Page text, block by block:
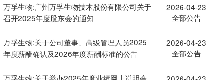
万孚生物:广州万孚生物技术股份有限公司关于
召开2025年度股东会的通知
2026-04-23
全部公告
万孚生物:关于公司董事、高级管理人员2025
年度薪酬确认及2026年度薪酬标准的公告
2026-04-23
全部公告
万孚生物:关于举办2025年度业绩网上说明会